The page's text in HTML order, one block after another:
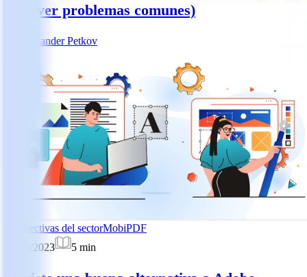
resolver problemas comunes)
Alexander Petkov
Perspectivas del sectorMobiPDF
21/08/2023
5 min